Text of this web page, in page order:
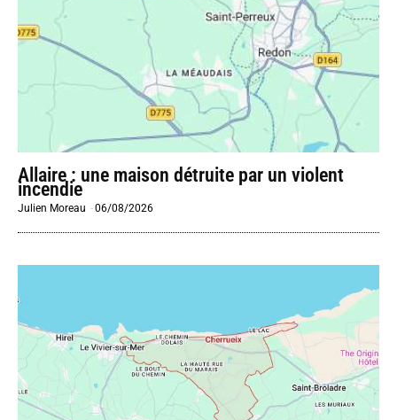
Allaire : une maison détruite par un violent
incendie
Julien Moreau -06/08/2026